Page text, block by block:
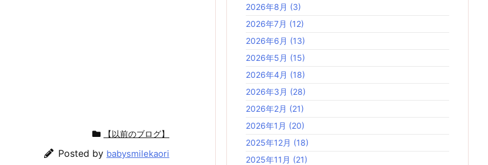
【以前のブログ】
Posted by babysmilekaori
2026年8月 (3)
2026年7月 (12)
2026年6月 (13)
2026年5月 (15)
2026年4月 (18)
2026年3月 (28)
2026年2月 (21)
2026年1月 (20)
2025年12月 (18)
2025年11月 (21)